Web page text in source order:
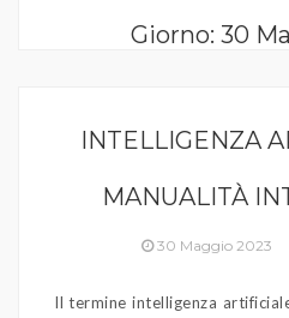
Giorno: 30
INTELLIGENZA
MANUALITÀ
30 Maggio 2023
ll termine intelligenza